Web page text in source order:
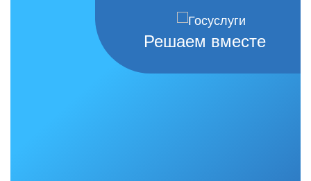
Решаем вместе